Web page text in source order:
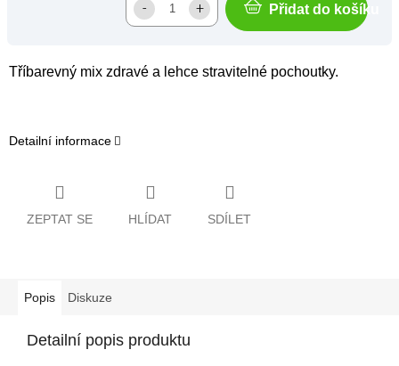
Přidat do košíku
Tříbarevný mix zdravé a lehce stravitelné pochoutky.
Detailní informace
ZEPTAT SE HLÍDAT SDÍLET
Popis Diskuze
Detailní popis produktu